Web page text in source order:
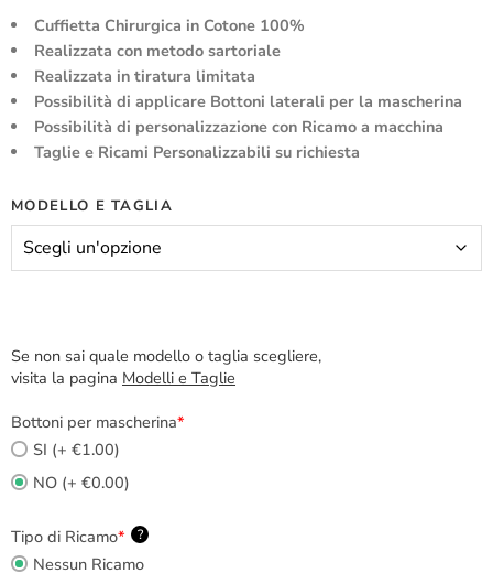
Cuffietta Chirurgica in Cotone 100%
Realizzata con metodo sartoriale
Realizzata in tiratura limitata
Possibilità di applicare Bottoni laterali per la mascherina
Possibilità di personalizzazione con Ricamo a macchina
Taglie e Ricami Personalizzabili su richiesta
MODELLO E TAGLIA
Se non sai quale modello o taglia scegliere,
visita la pagina Modelli e Taglie
Bottoni per mascherina*
SI (+ €1.00)
NO (+ €0.00)
Tipo di Ricamo* ?
Nessun Ricamo